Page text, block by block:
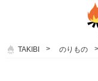
TAKIBI のりもの